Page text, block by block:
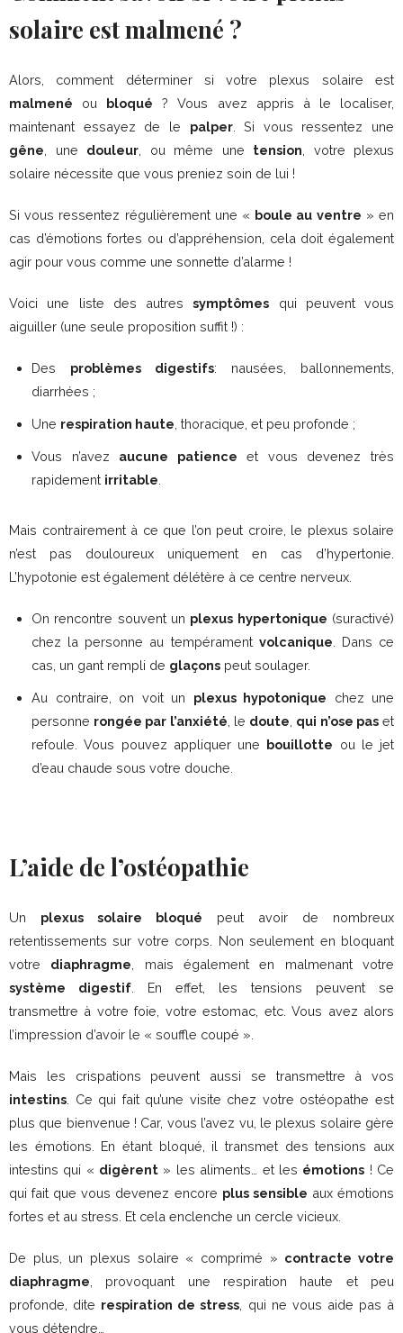
solaire est malmené ?
Alors, comment déterminer si votre plexus solaire est
malmené ou bloqué ? Vous avez appris à le localiser,
maintenant essayez de le palper. Si vous ressentez une
gêne, une douleur, ou même une tension, votre plexus
solaire nécessite que vous preniez soin de lui !
Si vous ressentez régulièrement une « boule au ventre » en
cas d’émotions fortes ou d’appréhension, cela doit également
agir pour vous comme une sonnette d’alarme !
Voici une liste des autressymptômes qui peuvent vous
aiguiller (une seule proposition suffit !) :
Des problèmes digestifs: nausées, ballonnements,
diarrhées ;
Une respiration haute, thoracique, et peu profonde ;
Vous n’avez aucune patience et vous devenez très
rapidement irritable.
Mais contrairement à ce que l’on peut croire, le plexus solaire
n’est pas douloureux uniquement en cas d’hypertonie.
L’hypotonie est également délétère à ce centre nerveux.
On rencontre souvent un plexus hypertonique (suractivé)
chez la personne au tempérament volcanique. Dans ce
cas, un gant rempli de glaçons peut soulager.
Au contraire, on voit un plexus hypotonique chez une
personne rongée par l’anxiété, le doute, qui n’ose paset
refoule. Vous pouvez appliquer une bouillotte ou le jet
d’eau chaude sous votre douche.
L’aide de l’ostéopathie
Un plexus solaire bloqué peut avoir de nombreux
retentissements sur votre corps. Non seulement en bloquant
votre diaphragme, mais également en malmenant votre
système digestif. En effet, les tensions peuvent se
transmettre à votre foie, votre estomac, etc. Vous avez alors
l’impression d’avoir le « souffle coupé ».
Mais les crispations peuvent aussi se transmettre à vos
intestins. Ce qui fait qu’une visite chez votre ostéopathe est
plus que bienvenue ! Car, vous l’avez vu, le plexus solaire gère
les émotions. En étant bloqué, il transmet des tensions aux
intestins qui « digèrent » les aliments… et les émotions ! Ce
qui fait que vous devenez encore plus sensible aux émotions
fortes et au stress. Et cela enclenche un cercle vicieux.
De plus, un plexus solaire « comprimé » contracte votre
diaphragme, provoquant une respiration haute et peu
profonde, dite respiration de stress, qui ne vous aide pas à
vous détendre…